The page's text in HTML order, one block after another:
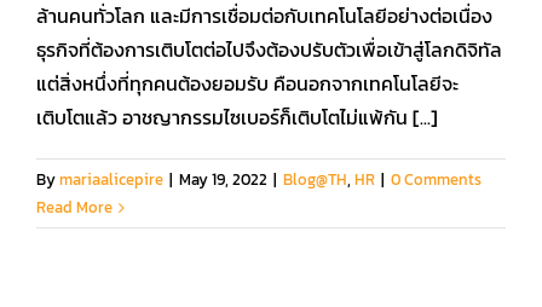
ล้านคนทั่วโลก และมีการเชื่อมต่อกับเทคโนโลยีอย่างต่อเนื่อง
ธุรกิจที่ต้องการเติบโตต่อไปจึงต้องปรับตัวเพื่อเข้าสู่โลกดิจิทัล
แต่สิ่งหนึ่งที่ทุกคนต้องยอมรับ คือนอกจากเทคโนโลยีจะ
เติบโตแล้ว อาชญากรรมไซเบอร์ก็เติบโตไม่แพ้กัน [...]
Bymariaalicepire | May 19, 2022 | Blog@TH, HR | 0 Comments
Read More